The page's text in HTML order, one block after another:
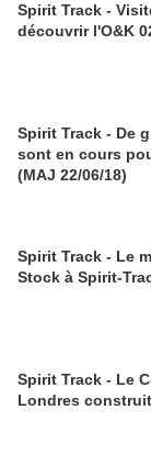
Spirit Track -
découvrir l'O&K
Spirit Track - De
sont en cours
(MAJ 22/06/18)
Spirit Track - Le
Stock à Spirit-
Spirit Track - Le
Londres